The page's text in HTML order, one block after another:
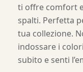
ti offre comfort
spalti. Perfetta
tua collezione.
indossare i
subito e senti